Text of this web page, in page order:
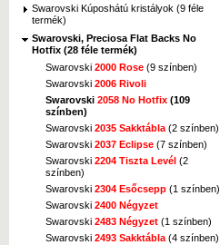
Swarovski Kúposhátú kristályok (9 féle
termék)
Swarovski, Preciosa Flat Backs No
Hotfix (28 féle termék)
Swarovski 2000 Rose (9 színben)
Swarovski 2006 Rivoli
Swarovski 2058 No Hotfix (109
színben)
Swarovski 2035 Sakktábla (2 színben)
Swarovski 2037 Eclipse (7 színben)
Swarovski 2204 Tiszta Levél (2
színben)
Swarovski 2304 Esőcsepp (1 színben)
Swarovski 2400 Négyzet
Swarovski 2483 Négyzet (1 színben)
Swarovski 2493 Sakktábla (4 színben)